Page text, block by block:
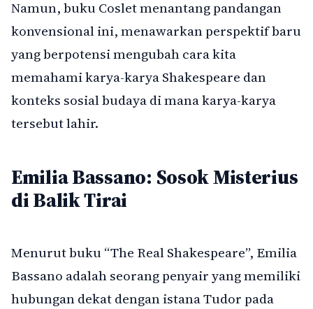
Namun, buku Coslet menantang pandangan
konvensional ini, menawarkan perspektif baru
yang berpotensi mengubah cara kita
memahami karya-karya Shakespeare dan
konteks sosial budaya di mana karya-karya
tersebut lahir.
Emilia Bassano: Sosok Misterius
di Balik Tirai
Menurut buku “The Real Shakespeare”, Emilia
Bassano adalah seorang penyair yang memiliki
hubungan dekat dengan istana Tudor pada